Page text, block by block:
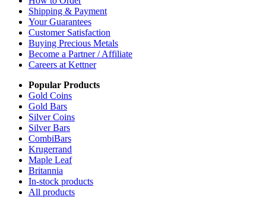
Shipping & Payment
Your Guarantees
Customer Satisfaction
Buying Precious Metals
Become a Partner / Affiliate
Careers at Kettner
Popular Products
Gold Coins
Gold Bars
Silver Coins
Silver Bars
CombiBars
Krugerrand
Maple Leaf
Britannia
In-stock products
All products